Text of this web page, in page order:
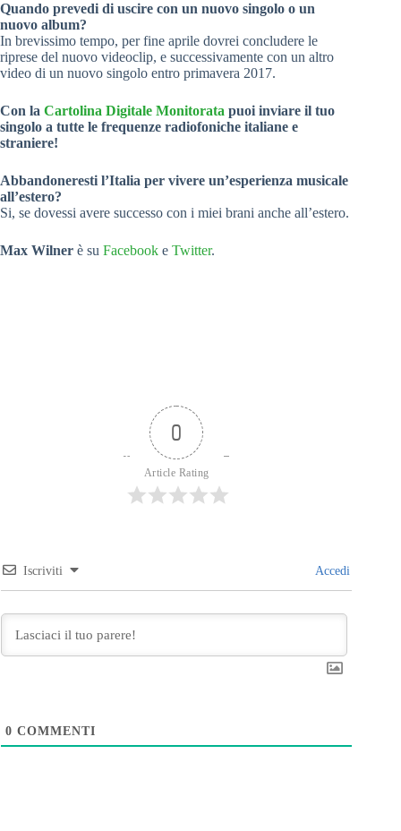
Quando prevedi di uscire con un nuovo singolo o un
nuovo album?
In brevissimo tempo, per fine aprile dovrei concludere le
riprese del nuovo videoclip, e successivamente con un altro
video di un nuovo singolo entro primavera 2017.
Con la Cartolina Digitale Monitorata puoi inviare il tuo
singolo a tutte le frequenze radiofoniche italiane e
straniere!
Abbandoneresti l’Italia per vivere un’esperienza musicale
all’estero?
Si, se dovessi avere successo con i miei brani anche all’estero.
Max Wilner è su Facebook e Twitter.
0
Article Rating
Iscriviti Accedi
0 COMMENTI